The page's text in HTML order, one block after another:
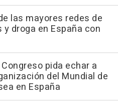
las mayores redes de
droga en España con
pida echar a
del Mundial de
en España